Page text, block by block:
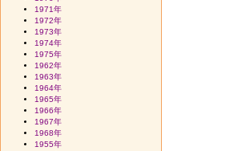
1971年
1972年
1973年
1974年
1975年
1962年
1963年
1964年
1965年
1966年
1967年
1968年
1955年